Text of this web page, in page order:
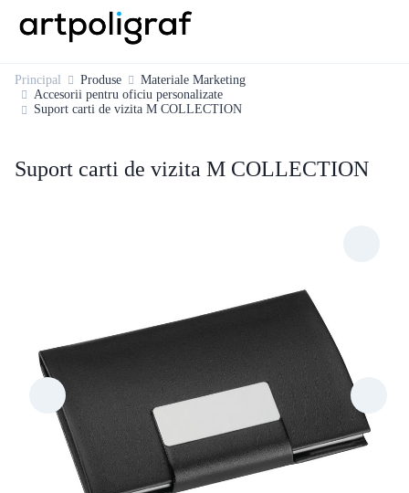
Principal Produse
Materiale Marketing
Accesorii pentru oficiu personalizate
Suport carti de vizita M COLLECTION
Suport carti de vizita M COLLECTION